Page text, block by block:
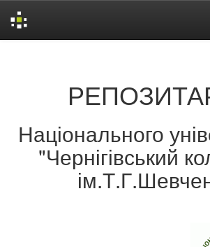
Національного
"Чернігівський